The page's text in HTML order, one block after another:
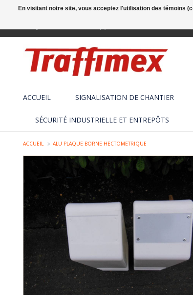
ACCUEIL SIGNALISATION DE CHANTIER
SÉCURITÉ INDUSTRIELLE ET ENTREPÔTS
ACCUEIL ALU PLAQUE BORNE HECTOMETRIQUE
En visitant notre site, vous acceptez l'utilisation des témoins